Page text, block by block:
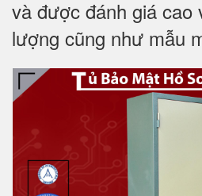
và được đánh giá cao
lượng cũng như mẫu